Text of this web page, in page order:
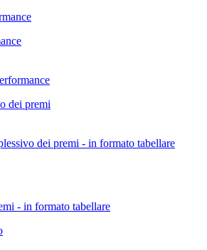
dei premi
dei premi - in formato tabellare
- in formato tabellare